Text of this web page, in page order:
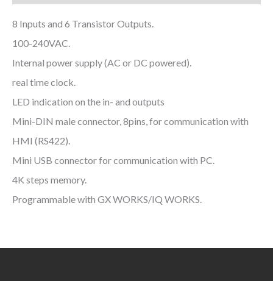
8 Inputs and 6 Transistor Outputs.
100-240VAC.
Internal power supply (AC or DC powered).
real time clock.
LED indication on the in- and outputs
Mini-DIN male connector, 8pins, for communication with
HMI (RS422).
Mini USB connector for communication with PC.
4K steps memory.
Programmable with GX WORKS/IQ WORKS.